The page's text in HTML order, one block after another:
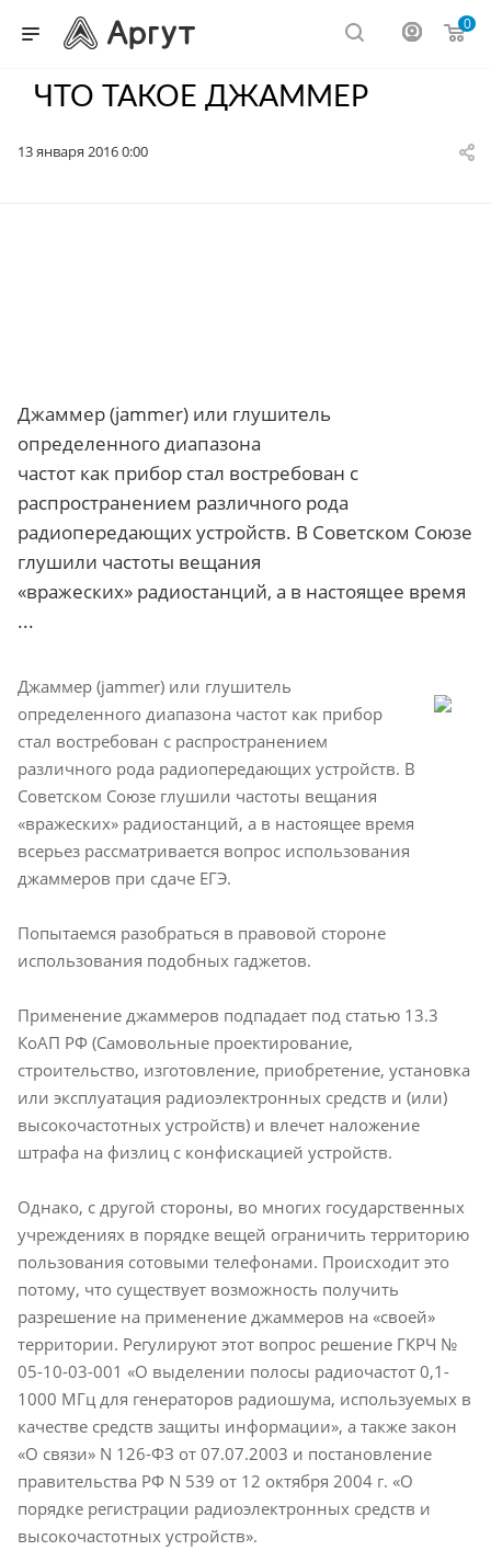
0
ЧТО ТАКОЕ ДЖАММЕР
13 января 2016 0:00
Джаммер (jammer) или глушитель
определенного диапазона
частот как прибор стал востребован с
распространением различного рода
радиопередающих устройств. В Советском Союзе
глушили частоты вещания
«вражеских» радиостанций, а в настоящее время
...
Джаммер (jammer) или глушитель
определенного диапазона частот как прибор
стал востребован с распространением
различного рода радиопередающих устройств. В
Советском Союзе глушили частоты вещания
«вражеских» радиостанций, а в настоящее время
всерьез рассматривается вопрос использования
джаммеров при сдаче ЕГЭ.
Попытаемся разобраться в правовой стороне
использования подобных гаджетов.
Применение джаммеров подпадает под статью 13.3
КоАП РФ (Самовольные проектирование,
строительство, изготовление, приобретение, установка
или эксплуатация радиоэлектронных средств и (или)
высокочастотных устройств) и влечет наложение
штрафа на физлиц с конфискацией устройств.
Однако, с другой стороны, во многих государственных
учреждениях в порядке вещей ограничить территорию
пользования сотовыми телефонами. Происходит это
потому, что существует возможность получить
разрешение на применение джаммеров на «своей»
территории. Регулируют этот вопрос решение ГКРЧ №
05-10-03-001 «О выделении полосы радиочастот 0,1-
1000 МГц для генераторов радиошума, используемых в
качестве средств защиты информации», а также закон
«О связи» N 126-ФЗ от 07.07.2003 и постановление
правительства РФ N 539 от 12 октября 2004 г. «О
порядке регистрации радиоэлектронных средств и
высокочастотных устройств».